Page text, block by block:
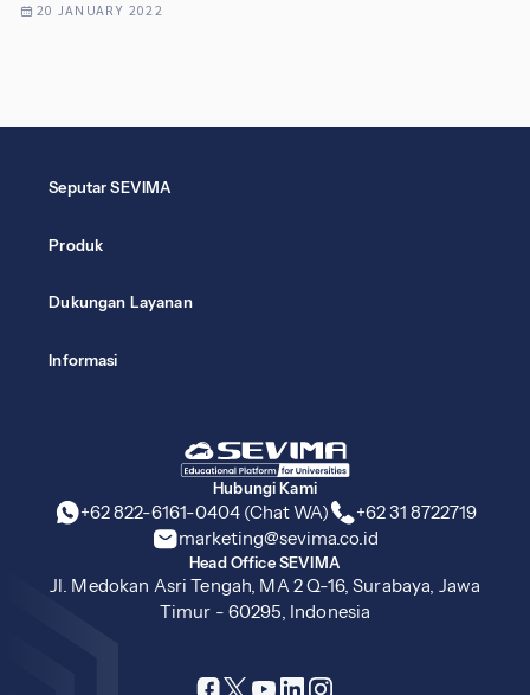
20 JANUARY 2022
Hubungi Kami
+62 822-6161-0404 (Chat WA)
+62 31 8722719
marketing@sevima.co.id
Head Office SEVIMA
Jl. Medokan Asri Tengah, MA 2 Q-16, Surabaya, Jawa
Timur - 60295, Indonesia
Seputar SEVIMA
Produk
Dukungan Layanan
Informasi